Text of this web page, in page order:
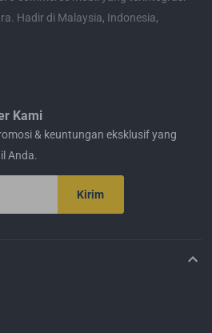
Hadir di Malaysia, Indonesia,
Kami
& keuntungan eksklusif yang
Anda.
Kirim